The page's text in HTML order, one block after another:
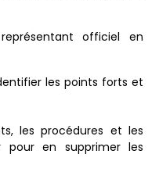
officiel en
les points forts et
les procédures et les
pour en supprimer les